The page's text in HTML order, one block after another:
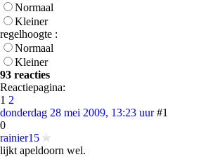
Normaal
Kleiner
regelhoogte :
Normaal
Kleiner
93 reacties
Reactiepagina:
1 2
donderdag 28 mei 2009, 13:23 uur #1
0
rainier15
lijkt apeldoorn wel.